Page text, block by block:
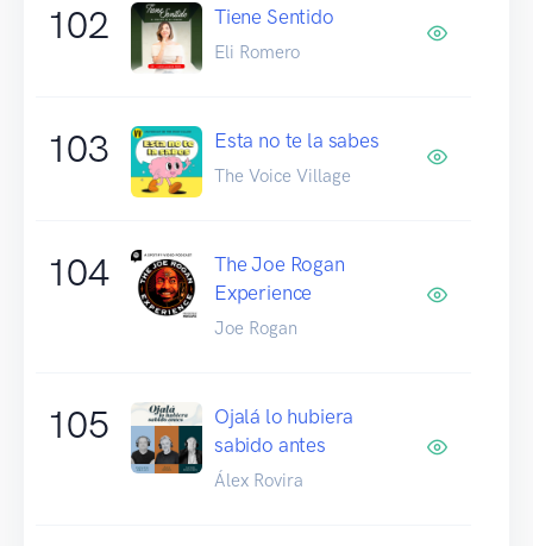
102 Tiene Sentido
Eli Romero
103 Esta no te la sabes
The Voice Village
104
The Joe Rogan
Experience
Joe Rogan
105
Ojalá lo hubiera
sabido antes
Álex Rovira